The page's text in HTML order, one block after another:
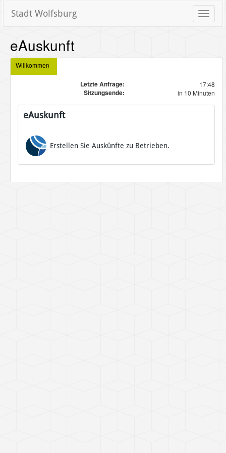
Toggle
Stadt Wolfsburg
eAuskunft
Willkommen
Letzte Anfrage: 17:48
Sitzungsende: in 10 Minuten
eAuskunft
Erstellen Sie Auskünfte zu Betrieben.